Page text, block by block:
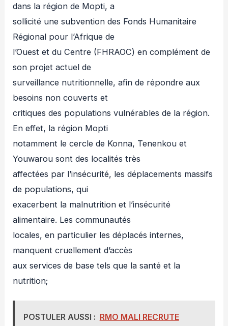
dans la région de Mopti, a
sollicité une subvention des Fonds Humanitaire
Régional pour l’Afrique de
l’Ouest et du Centre (FHRAOC) en complément de
son projet actuel de
surveillance nutritionnelle, afin de répondre aux
besoins non couverts et
critiques des populations vulnérables de la région.
En effet, la région Mopti
notamment le cercle de Konna, Tenenkou et
Youwarou sont des localités très
affectées par l’insécurité, les déplacements massifs
de populations, qui
exacerbent la malnutrition et l’insécurité
alimentaire. Les communautés
locales, en particulier les déplacés internes,
manquent cruellement d’accès
aux services de base tels que la santé et la
nutrition;
POSTULER AUSSI : RMO MALI RECRUTE